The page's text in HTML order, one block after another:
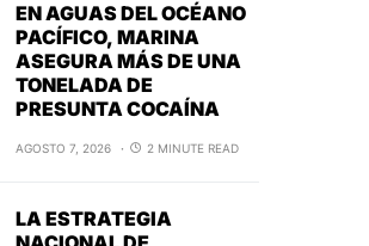
EN AGUAS DEL OCÉANO
PACÍFICO, MARINA
ASEGURA MÁS DE UNA
TONELADA DE
PRESUNTA COCAÍNA
AGOSTO 7, 2026 2 MINUTE READ
LA ESTRATEGIA